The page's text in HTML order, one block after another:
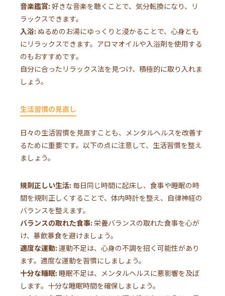
音楽鑑賞: 好きな音楽を聴くことで、気分転換になり、リ
ラックスできます。
入浴: ぬるめのお湯にゆっくりと浸かることで、心身とも
にリラックスできます。アロマオイルや入浴剤を使用する
のもおすすめです。
自分に合ったリラックス法を見つけ、積極的に取り入れま
しょう。
生活習慣の見直し
日々の生活習慣を見直すことも、メンタルヘルスを改善す
るために重要です。以下の点に注意して、生活習慣を整え
ましょう。
規則正しい生活: 毎日同じ時間に起床し、食事や睡眠の時
間を規則正しくすることで、体内時計を整え、自律神経の
バランスを整えます。
バランスの取れた食事: 栄養バランスの取れた食事を心が
け、暴飲暴食を避けましょう。
適度な運動: 運動不足は、心身の不調を招く可能性があり
ます。適度な運動を習慣にしましょう。
十分な睡眠: 睡眠不足は、メンタルヘルスに悪影響を及ぼ
します。十分な睡眠時間を確保しましょう。